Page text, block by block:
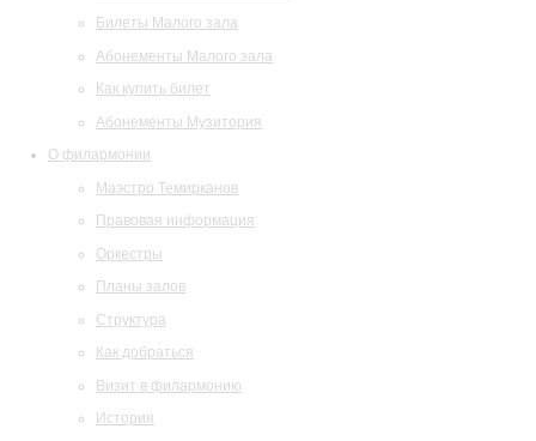
Билеты Малого зала
Абонементы Малого зала
Как купить билет
Абонементы Музитория
О филармонии
Маэстро Темирканов
Правовая информация
Оркестры
Планы залов
Структура
Как добраться
Визит в филармонию
История